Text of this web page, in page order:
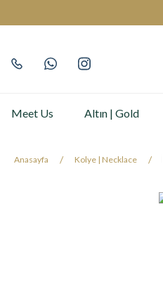
Meet Us Altın | Gold
Anasayfa Kolye | Necklace